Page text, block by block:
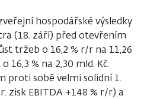
hospodářské výsledky
(18. září) před otevřením
tržeb o 16,2 % r/r na 11,26
16,3 % na 2,30 mld. Kč.
proti sobě velmi solidní 1.
zisk EBITDA +148 % r/r) a